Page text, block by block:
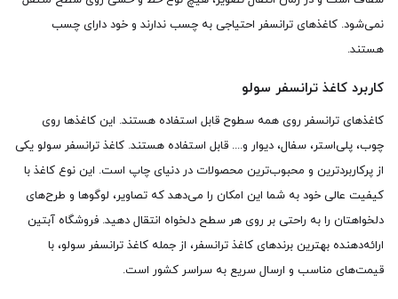
نمی‌شود. کاغذهای ترانسفر احتیاجی به چسب ندارند و خود دارای چسب
هستند.
کاربرد کاغذ ترانسفر سولو
کاغذهای ترانسفر روی همه سطوح قابل استفاده هستند. این کاغذها روی
چوب، پلی‌استر، سفال، دیوار و.... قابل استفاده هستند. کاغذ ترانسفر سولو یکی
از پرکاربردترین و محبوب‌ترین محصولات در دنیای چاپ است. این نوع کاغذ با
کیفیت عالی خود به شما این امکان را می‌دهد که تصاویر، لوگوها و طرح‌های
دلخواهتان را به راحتی بر روی هر سطح دلخواه انتقال دهید. فروشگاه آبتین
ارائه‌دهنده بهترین برندهای کاغذ ترانسفر، از جمله کاغذ ترانسفر سولو، با
قیمت‌های مناسب و ارسال سریع به سراسر کشور است.